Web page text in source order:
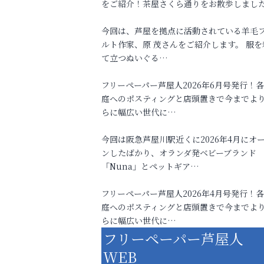
をご紹介！茶屋さくら通りをお散歩しまし
今回は、芦屋を拠点に活動されている羊毛
ルト作家、原 茂さんをご紹介します。 服を
て立つぬいぐる…
フリーペーパー芦屋人2026年6月号発行！
庭へのポスティングと店頭置きで今までよ
らに幅広い世代に…
今回は阪急芦屋川駅近くに2026年4月にオ
ンしたばかり、オランダ発ベビーブランド
「Nuna」とペットギア…
フリーペーパー芦屋人2026年4月号発行！
庭へのポスティングと店頭置きで今までよ
らに幅広い世代に…
フリーペーパー芦屋人
WEB